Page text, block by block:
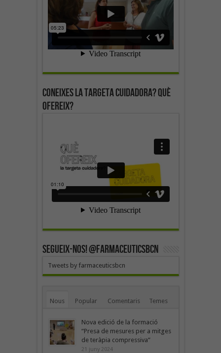
Coneixes la targeta cuidadora? Què
ofereix?
SEGUEIX-NOS! @farmaceuticsbcn
Tweets by farmaceuticsbcn
Nous Popular Comentaris Temes
Nova edició de la formació
“Presa de mesures per a mitges
de teràpia compressiva”
21 juny 2024